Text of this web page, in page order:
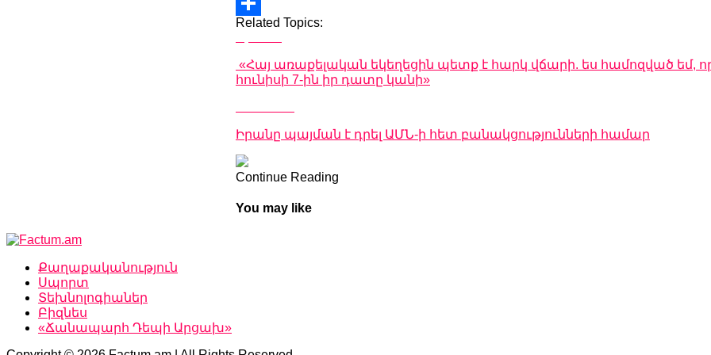
Copy
Link
Share
Related Topics:
«Հայ առաքելական եկեղեցին պետք է հարկ վճարի. ես համոզված եմ,
հունիսի 7-ին իր դատը կանի»
Իրանը պայման է դրել ԱՄՆ-ի հետ բանակցությունների համար
Continue Reading
You may like
Քաղաքականություն
Սպորտ
Տեխնոլոգիաներ
Բիզնես
«Ճանապարհ Դեպի Արցախ»